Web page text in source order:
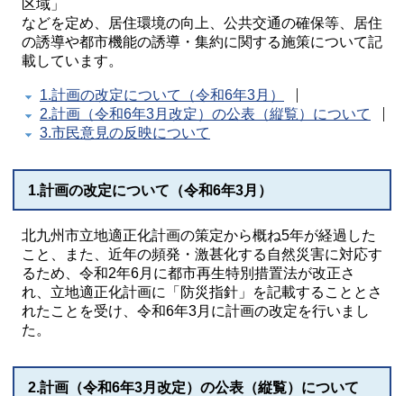
区域」
などを定め、居住環境の向上、公共交通の確保等、居住
の誘導や都市機能の誘導・集約に関する施策について記
載しています。
1.計画の改定について（令和6年3月）
2.計画（令和6年3月改定）の公表（縦覧）について
3.市民意見の反映について
1.計画の改定について（令和6年3月）
北九州市立地適正化計画の策定から概ね5年が経過した
こと、また、近年の頻発・激甚化する自然災害に対応す
るため、令和2年6月に都市再生特別措置法が改正さ
れ、立地適正化計画に「防災指針」を記載することとさ
れたことを受け、令和6年3月に計画の改定を行いまし
た。
2.計画（令和6年3月改定）の公表（縦覧）について